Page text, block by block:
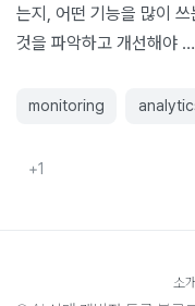
는지, 어떤 기능을 많이
것을 파악하고 개선해야 …
monitoring
+1
소개